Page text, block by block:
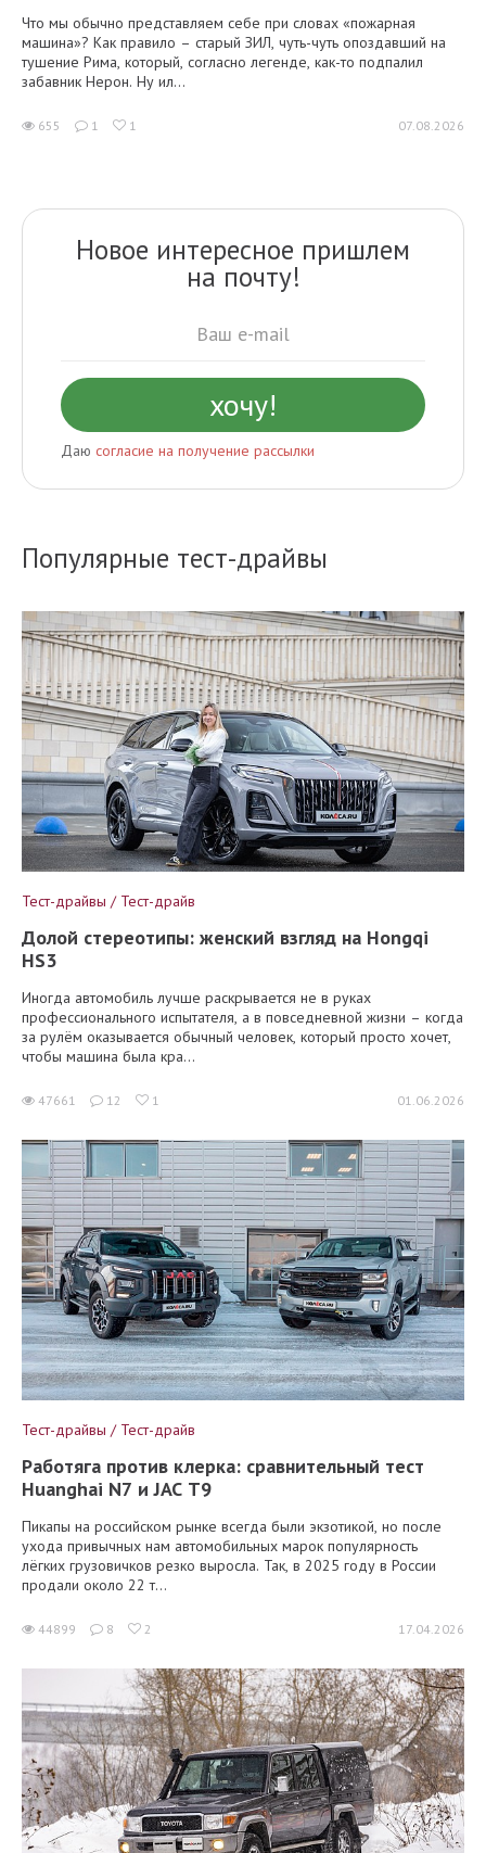
Что мы обычно представляем себе при словах «пожарная
машина»? Как правило – старый ЗИЛ, чуть-чуть опоздавший на
тушение Рима, который, согласно легенде, как-то подпалил
забавник Нерон. Ну ил...
655 1 1 07.08.2026
Новое интересное пришлем
на почту!
Даю согласие на получение рассылки
Популярные тест-драйвы
Тест-драйвы / Тест-драйв
Долой стереотипы: женский взгляд на Hongqi
HS3
Иногда автомобиль лучше раскрывается не в руках
профессионального испытателя, а в повседневной жизни – когда
за рулём оказывается обычный человек, который просто хочет,
чтобы машина была кра...
47661 12 1 01.06.2026
Тест-драйвы / Тест-драйв
Работяга против клерка: сравнительный тест
Huanghai N7 и JAC T9
Пикапы на российском рынке всегда были экзотикой, но после
ухода привычных нам автомобильных марок популярность
лёгких грузовичков резко выросла. Так, в 2025 году в России
продали около 22 т...
44899 8 2 17.04.2026